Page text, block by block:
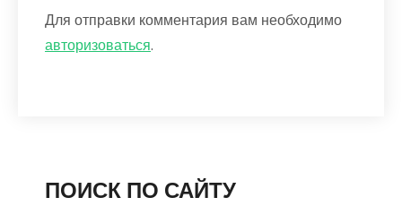
Для отправки комментария вам необходимо
авторизоваться.
ПОИСК ПО САЙТУ